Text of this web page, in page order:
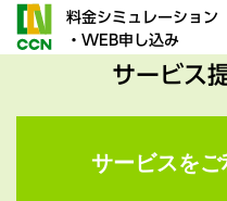
料金シミュレーション
・WEB申し込み
サービス
サービスを